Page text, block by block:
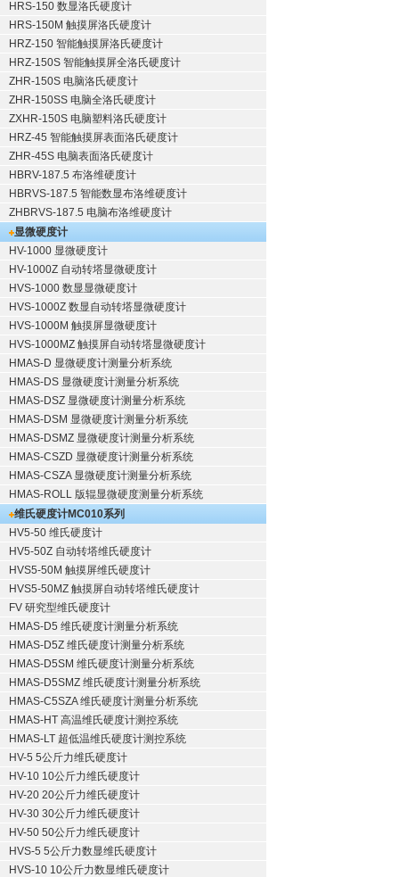
HRS-150 数显洛氏硬度计
HRS-150M 触摸屏洛氏硬度计
HRZ-150 智能触摸屏洛氏硬度计
HRZ-150S 智能触摸屏全洛氏硬度计
ZHR-150S 电脑洛氏硬度计
ZHR-150SS 电脑全洛氏硬度计
ZXHR-150S 电脑塑料洛氏硬度计
HRZ-45 智能触摸屏表面洛氏硬度计
ZHR-45S 电脑表面洛氏硬度计
HBRV-187.5 布洛维硬度计
HBRVS-187.5 智能数显布洛维硬度计
ZHBRVS-187.5 电脑布洛维硬度计
显微硬度计
HV-1000 显微硬度计
HV-1000Z 自动转塔显微硬度计
HVS-1000 数显显微硬度计
HVS-1000Z 数显自动转塔显微硬度计
HVS-1000M 触摸屏显微硬度计
HVS-1000MZ 触摸屏自动转塔显微硬度计
HMAS-D 显微硬度计测量分析系统
HMAS-DS 显微硬度计测量分析系统
HMAS-DSZ 显微硬度计测量分析系统
HMAS-DSM 显微硬度计测量分析系统
HMAS-DSMZ 显微硬度计测量分析系统
HMAS-CSZD 显微硬度计测量分析系统
HMAS-CSZA 显微硬度计测量分析系统
HMAS-ROLL 版辊显微硬度测量分析系统
维氏硬度计MC010系列
HV5-50 维氏硬度计
HV5-50Z 自动转塔维氏硬度计
HVS5-50M 触摸屏维氏硬度计
HVS5-50MZ 触摸屏自动转塔维氏硬度计
FV 研究型维氏硬度计
HMAS-D5 维氏硬度计测量分析系统
HMAS-D5Z 维氏硬度计测量分析系统
HMAS-D5SM 维氏硬度计测量分析系统
HMAS-D5SMZ 维氏硬度计测量分析系统
HMAS-C5SZA 维氏硬度计测量分析系统
HMAS-HT 高温维氏硬度计测控系统
HMAS-LT 超低温维氏硬度计测控系统
HV-5 5公斤力维氏硬度计
HV-10 10公斤力维氏硬度计
HV-20 20公斤力维氏硬度计
HV-30 30公斤力维氏硬度计
HV-50 50公斤力维氏硬度计
HVS-5 5公斤力数显维氏硬度计
HVS-10 10公斤力数显维氏硬度计